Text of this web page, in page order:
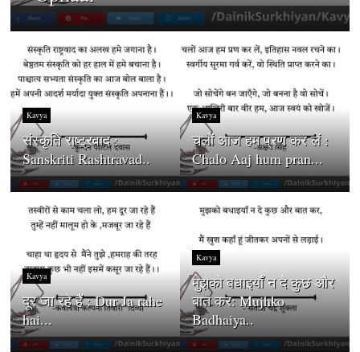
Kavya
संस्कृति राष्ट्रवाद :
Sanskriti Rashtravad..
Kavya
चलों आज हम प्रण कर लें :
Chalo Aaj hum pran...
Kavya
दूर जा रहे हैं : Dur Ja rahe
hai...
Kavya
मुझको बधाइयाँ न दे कुछ और
बात कर: Mujhko
Badhaiya..